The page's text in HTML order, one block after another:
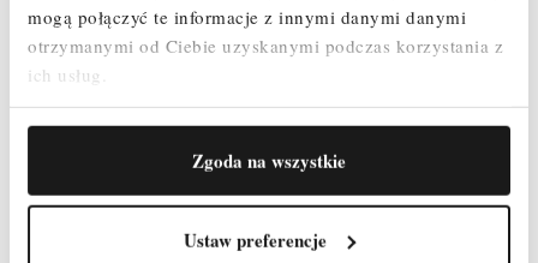
mogą połączyć te informacje z innymi danymi danymi
otrzymanymi od Ciebie uzyskanymi podczas korzystania z
ich usług.
Zgoda na wszystkie
Ustaw preferencje
Cena
2 093,34 zł